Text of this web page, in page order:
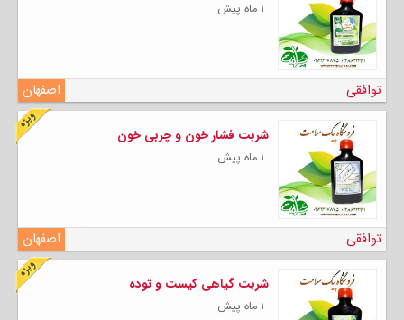
۱ ماه پیش
اصفهان توافقی
شربت فشار خون و چربی خون
۱ ماه پیش
اصفهان توافقی
شربت گیاهی کیست و توده
۱ ماه پیش